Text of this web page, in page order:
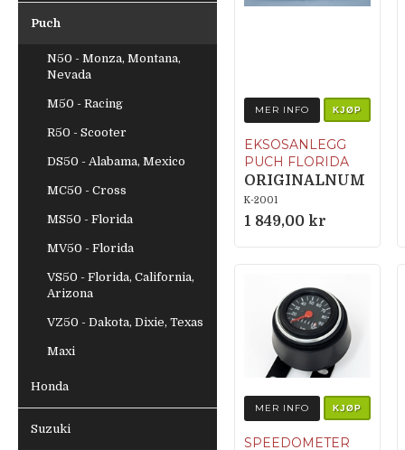
Puch
N50 - Monza, Montana,
Nevada
M50 - Racing
R50 - Scooter
DS50 - Alabama, Mexico
MC50 - Cross
MS50 - Florida
MV50 - Florida
VS50 - Florida, California,
Arizona
VZ50 - Dakota, Dixie, Texas
Maxi
Honda
Suzuki
MER INFO KJØP
EKSOSANLEGG
PUCH FLORIDA
ORIGINALNUM
MER
352.1.16.100.0
K-2001
1 849,00 kr
MER INFO KJØP
SPEEDOMETER